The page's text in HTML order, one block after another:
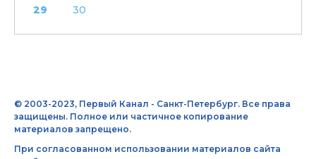
29
30
© 2003-2023, Первый Канал - Санкт-Петербург. Все права
защищены. Полное или частичное копирование
материалов запрещено.
При согласованном использовании материалов сайта